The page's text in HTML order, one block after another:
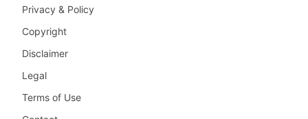
Privacy & Policy
Copyright
Disclaimer
Legal
Terms of Use